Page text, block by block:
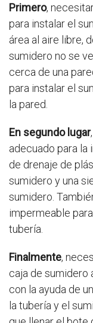
Primero,
para instalar el
área al aire libre,
sumidero no se
cerca de una
para instalar el
la pared.
En segundo lugar
adecuado para la
de drenaje de
sumidero y una
sumidero.
impermeable
tubería.
Finalmente,
caja de sumidero
con la ayuda de
la tubería y el